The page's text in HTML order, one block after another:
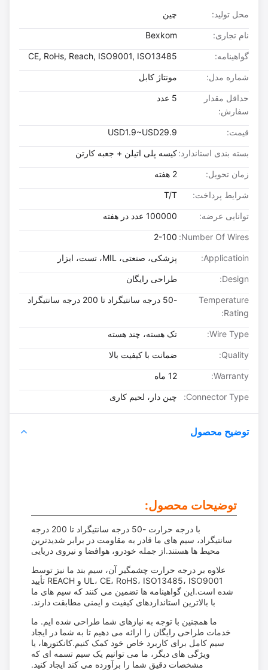
محل تولید:
نام تجاری: Bexkom
گواهینامه: CE, RoHs, Reach, ISO9001, ISO13485
شماره مدل: مونتاژ کابل
حداقل مقدار
سفارش:
قیمت: USD1.9~USD29.9
بسته بندی استاندارد:کیسه پلی اتیلن + جعبه کارتن
زمان تحویل:
شرایط پرداخت: T/T
توانایی عرضه: 100000 عدد در هفته
Number Of Wires:
2-100
Applicatioin: پزشکی، صنعتی، MIL، تست، ابزار
Design: طراحی رایگان
Temperature
Rating:
Wire Type: تک هسته، چند هسته
Quality: ضمانت با کیفیت بالا
Warranty:
Connector Type: چین دار، لحیم کاری
توضیح محصول
توضیحات محصول:
با درجه حرارت -50 درجه سانتیگراد تا 200 درجه
سانتیگراد، سیم های ما قادر به مقاومت در برابر شدیدترین
محیط ها هستند.از جمله خودرو، هوافضا و نیروی دریایی
علاوه بر درجه حرارت چشمگیر آن، سیم بند ما نیز توسط
UL، CE، RoHS، ISO13485، ISO9001 و REACH تأیید
شده است.این گواهینامه ها تضمین می کنند که سیم های ما
با بالاترین استانداردهای کیفیت و ایمنی مطابقت دارند.
ما همچنین با توجه به نیازهای شما طراحی شده ایم. ما
خدمات طراحی رایگان را ارائه می دهیم تا به شما در ایجاد
سیم کامل برای کاربرد خاص خود کمک کنیم.کانکتورها، یا
ویژگی های دیگر، ما می توانیم یک سیم تسمه ای که
مشخصات دقیق شما را برآورده می کند ایجاد کنید.